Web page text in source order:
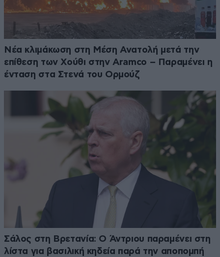
Νέα κλιμάκωση στη Μέση Ανατολή μετά την
επίθεση των Χούθι στην Aramco – Παραμένει η
ένταση στα Στενά του Ορμούζ
Σάλος στη Βρετανία: Ο Άντριου παραμένει στη
λίστα για βασιλική κηδεία παρά την αποπομπή